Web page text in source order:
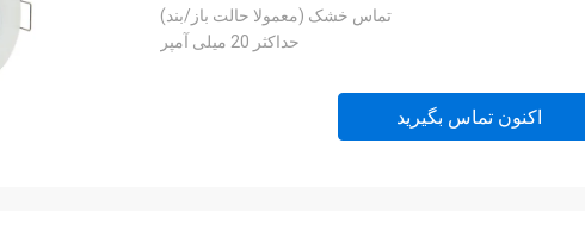
تماس خشک (معمولا حالت باز/بند)
حداکثر 20 میلی آمپر
اکنون تماس بگیرید